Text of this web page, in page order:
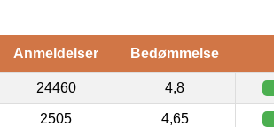
Anmeldelser Bedømmelse
24460 4,8
2505 4,65